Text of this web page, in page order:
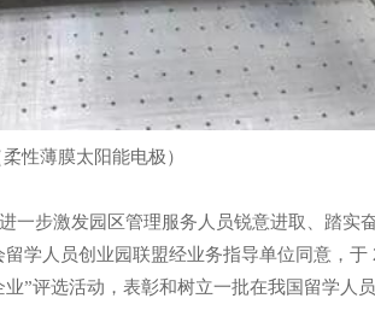
柔性薄膜太阳能电极）
一步激发园区管理服务人员锐意进取、踏实
学人员创业园联盟经业务指导单位同意，于
”评选活动，表彰和树立一批在我国留学人